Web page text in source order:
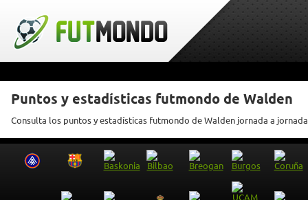
Puntos y estadísticas futmondo de Walden
Consulta los puntos y estadísticas futmondo de Walden jornada a jornada